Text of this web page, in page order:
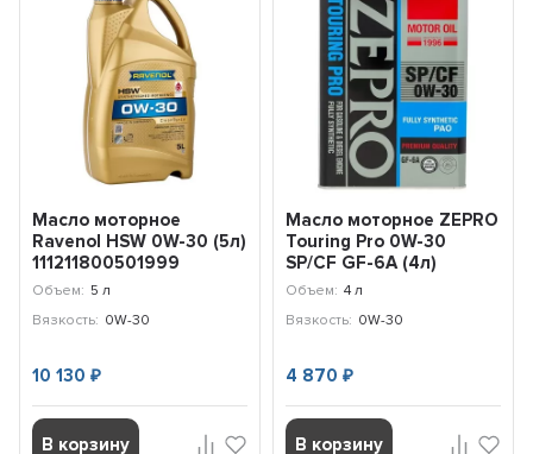
Масло моторное
Ravenol HSW 0W-30 (5л)
111211800501999
Объем: 5 л
Вязкость: 0W-30
10 130₽
В корзину
Масло моторное ZEPRO
Touring Pro 0W-30
SP/CF GF-6A (4л)
42520040
Объем: 4 л
Вязкость: 0W-30
4 870 ₽
В корзину